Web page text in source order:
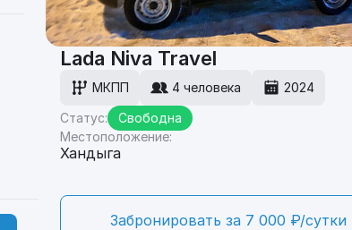
Lada Niva Travel
МКПП 4 человека
2024
Статус:
Свободна
Местоположение:
Хандыга
Забронировать за 7 000 ₽/сутки